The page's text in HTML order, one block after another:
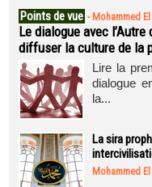
Points de vue - Mohammed
Le dialogue avec
diffuser la culture de la
Lire la
dialogue
la...
La sira
Mohammed